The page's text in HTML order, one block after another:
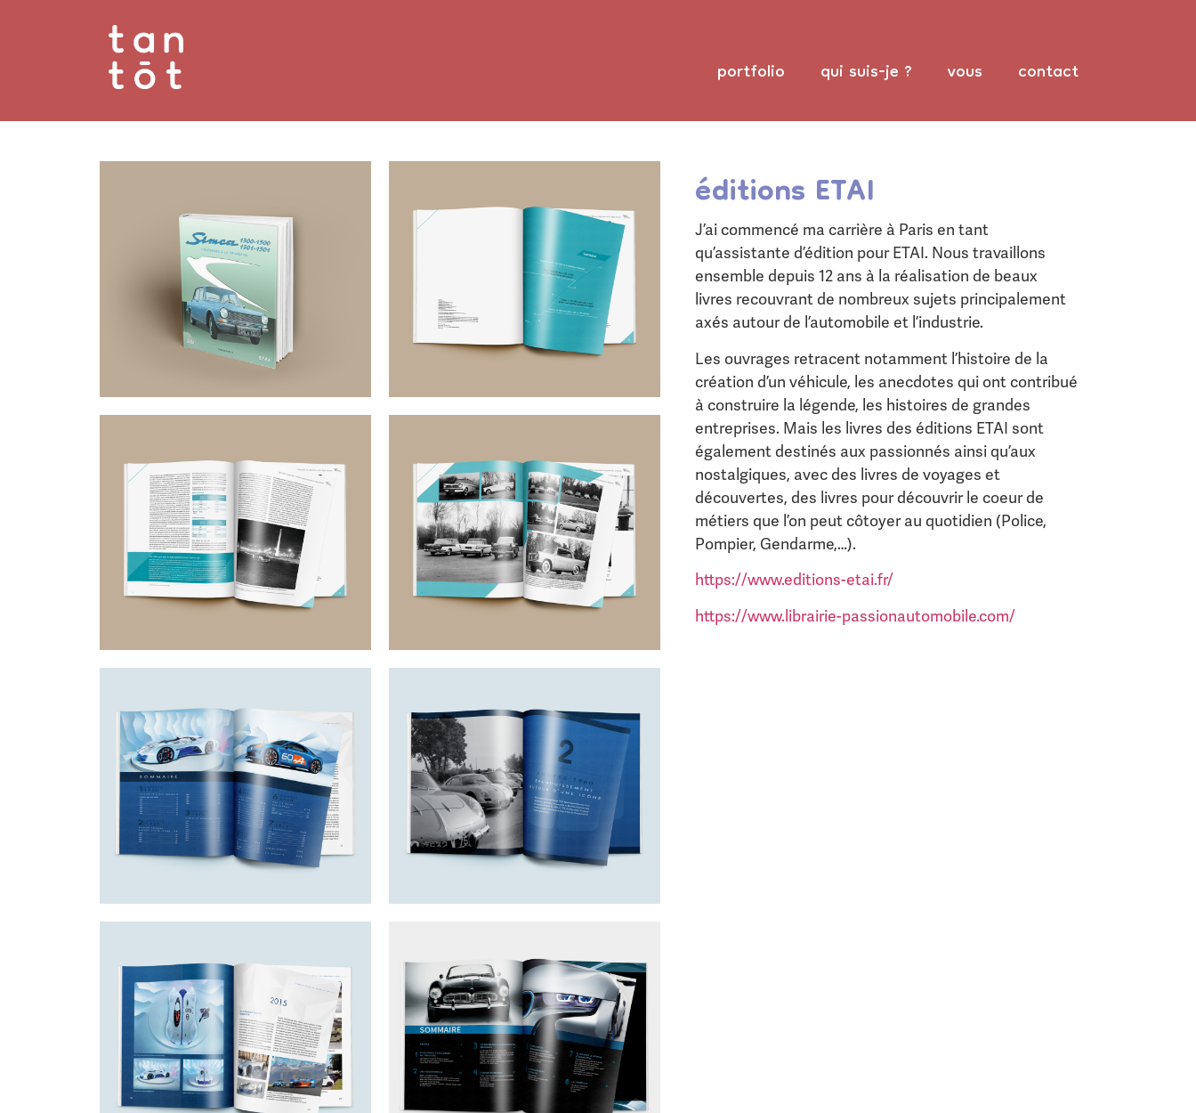
portfolio qui suis-je ? vous contact
éditions ETAI
J’ai commencé ma carrière à Paris en tant
qu’assistante d’édition pour ETAI. Nous travaillons
ensemble depuis 12 ans à la réalisation de beaux
livres recouvrant de nombreux sujets principalement
axés autour de l’automobile et l’industrie.
Les ouvrages retracent notamment l’histoire de la
création d’un véhicule, les anecdotes qui ont contribué
à construire la légende, les histoires de grandes
entreprises. Mais les livres des éditions ETAI sont
également destinés aux passionnés ainsi qu’aux
nostalgiques, avec des livres de voyages et
découvertes, des livres pour découvrir le coeur de
métiers que l’on peut côtoyer au quotidien (Police,
Pompier, Gendarme,…).
https://www.editions-etai.fr/
https://www.librairie-passionautomobile.com/